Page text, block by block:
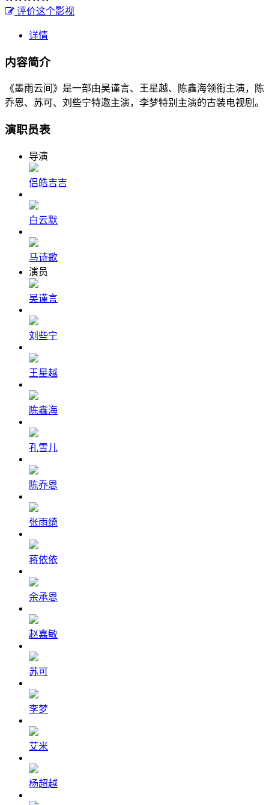
评价这个影视
详情
内容简介
《墨雨云间》是一部由吴谨言、王星越、陈鑫海领衔主演，陈
乔恩、苏可、刘些宁特邀主演，李梦特别主演的古装电视剧。
演职员表
导演
侣皓吉吉
白云默
马诗歌
演员
吴谨言
刘些宁
王星越
陈鑫海
孔雪儿
陈乔恩
张雨绮
蒋依依
余承恩
赵嘉敏
苏可
李梦
艾米
杨超越